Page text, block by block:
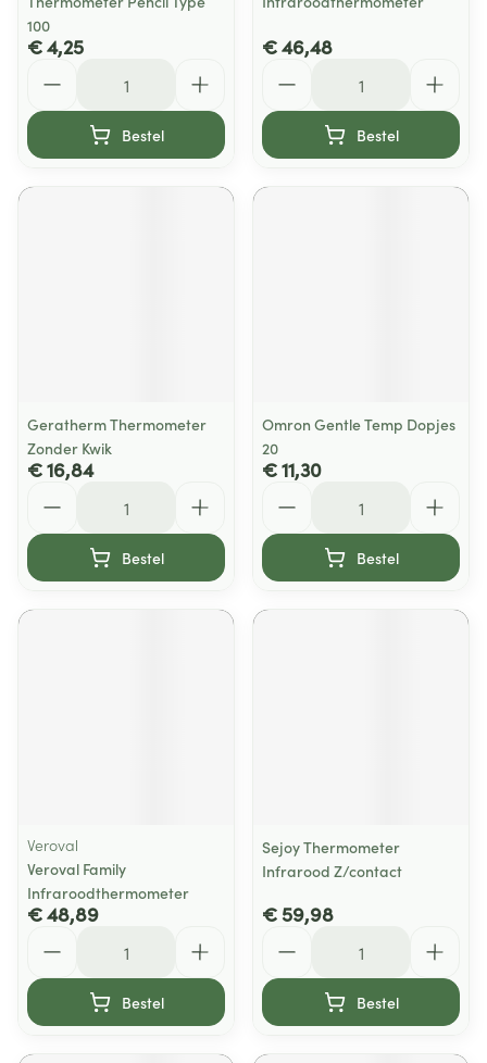
100
€ 4,25
Bestel
€ 46,48
Bestel
Geratherm Thermometer
Zonder Kwik
€ 16,84
Bestel
Omron Gentle Temp Dopjes
20
€ 11,30
Bestel
Veroval
Veroval Family
Infraroodthermometer
€ 48,89
Bestel
Sejoy Thermometer
Infrarood Z/contact
€ 59,98
Bestel